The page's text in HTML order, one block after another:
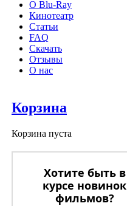
О Blu-Ray
Кинотеатр
Статьи
FAQ
Скачать
Отзывы
О нас
Корзина
Корзина пуста
Хотите быть в
курсе новинок
фильмов?